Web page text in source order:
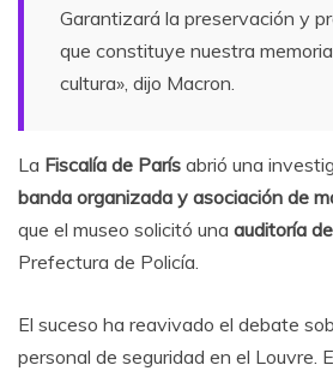
Garantizará la preservación y
que constituye nuestra
cultura», dijo Macron.
La Fiscalía de París abrió una
banda organizada y asociación de
que el museo solicitó una auditoría
Prefectura de Policía.
El suceso ha reavivado el debate
personal de seguridad en el Louvre.